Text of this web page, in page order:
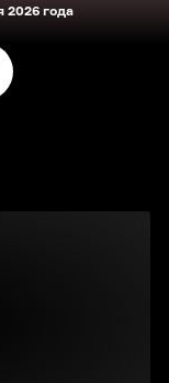
2026 года